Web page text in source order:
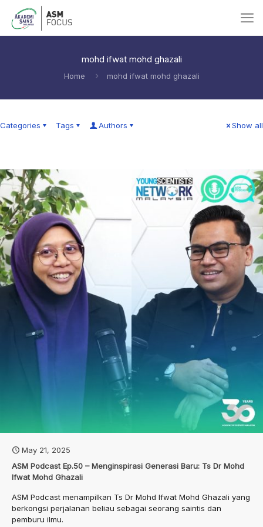
mohd ifwat mohd ghazali
Home mohd ifwat mohd ghazali
Categories Tags Authors Show all
May 21, 2025
ASM Podcast Ep.50 – Menginspirasi Generasi Baru: Ts Dr Mohd
Ifwat Mohd Ghazali
ASM Podcast menampilkan Ts Dr Mohd Ifwat Mohd Ghazali yang
berkongsi perjalanan beliau sebagai seorang saintis dan
pemburu ilmu.